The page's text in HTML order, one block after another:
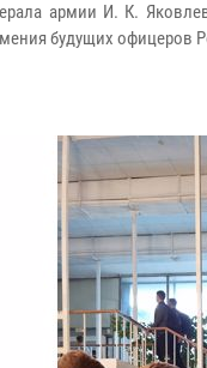
армии И. К.
будущих офицеров